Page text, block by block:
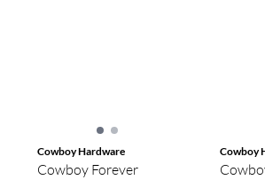
Cowboy Hardware
Cowboy Forever
Cowboy